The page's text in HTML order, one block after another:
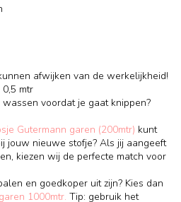
afwijken van de werkelijkheid!
mtr
voordat je gaat knippen?
Gutermann garen (200mtr) kunt
jouw nieuwe stofje? Als jij aangeeft
kiezen wij de perfecte match voor
en goedkoper uit zijn? Kies dan
1000mtr. Tip: gebruik het